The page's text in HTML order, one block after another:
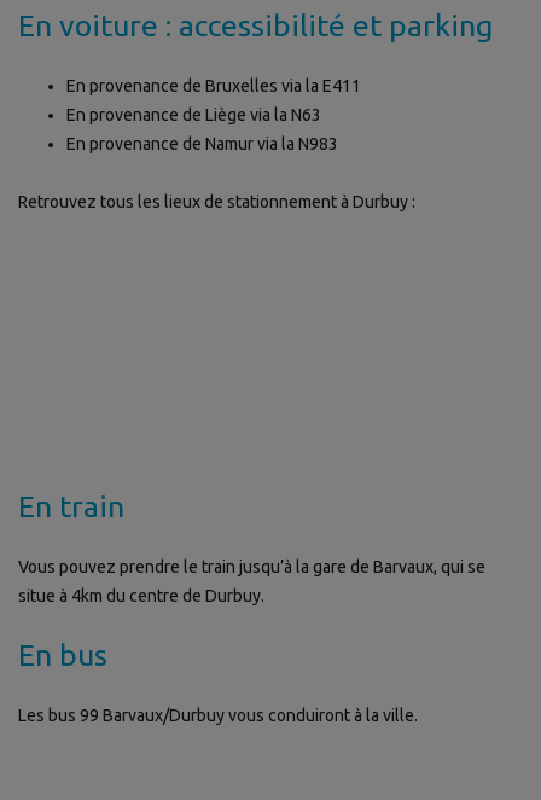
En voiture : accessibilité et parking
En provenance de Bruxelles via la E411
En provenance de Liège via la N63
En provenance de Namur via la N983
Retrouvez tous les lieux de stationnement à Durbuy :
En train
Vous pouvez prendre le train jusqu’à la gare de Barvaux, qui se
situe à 4km du centre de Durbuy.
En bus
Les bus 99 Barvaux/Durbuy vous conduiront à la ville.